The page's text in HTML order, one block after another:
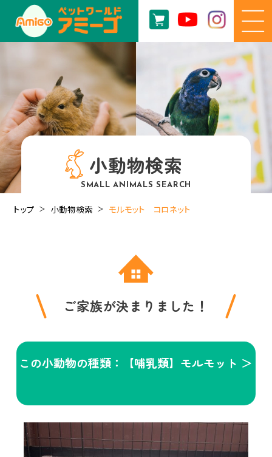
小動物検索
SMALL ANIMALS SEARCH
トップ 小動物検索 モルモット コロネット
ご家族が決まりました！
この小動物の種類：【哺乳類】モルモット ＞